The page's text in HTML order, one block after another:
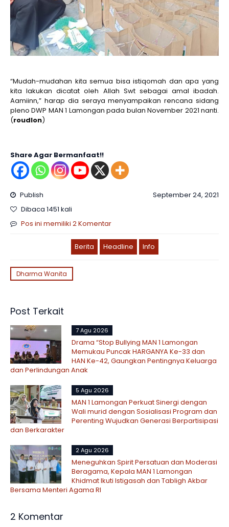
“Mudah-mudahan kita semua bisa istiqomah dan apa yang
kita lakukan dicatat oleh Allah Swt sebagai amal ibadah.
Aamiinn,” harap dia seraya menyampaikan rencana sidang
pleno DWP MAN 1 Lamongan pada bulan November 2021 nanti.
(roudlon)
Share Agar Bermanfaat!!
Publish
September 24, 2021
Dibaca 1451 kali
Pos ini memiliki 2 Komentar
Berita Headline Info
Dharma Wanita
Post Terkait
7 Agu 2026
Drama “Stop Bullying MAN 1 Lamongan
Memukau Puncak HARGANYA Ke-33 dan
HAN Ke-42, Gaungkan Pentingnya Keluarga
dan Perlindungan Anak
5 Agu 2026
MAN 1 Lamongan Perkuat Sinergi dengan
Wali murid dengan Sosialisasi Program dan
Perenting Wujudkan Generasi Berpartisipasi
dan Berkarakter
2 Agu 2026
Meneguhkan Spirit Persatuan dan Moderasi
Beragama, Kepala MAN 1 Lamongan
Khidmat Ikuti Istigasah dan Tabligh Akbar
Bersama Menteri Agama RI
2 Komentar